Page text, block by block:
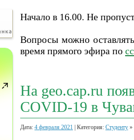
Начало в 16.00. Не
Вопросы можно
время прямого эфира по
На geo.cap.ru
COVID-19 в
Дата: 4 февраля 2021 | Категория: Студенту »